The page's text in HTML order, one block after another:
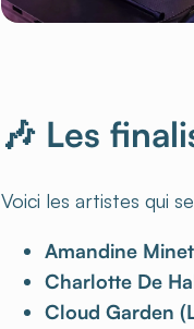
🎶 Les
Voici les artistes qui
Amandine
Charlotte De
Cloud Garden